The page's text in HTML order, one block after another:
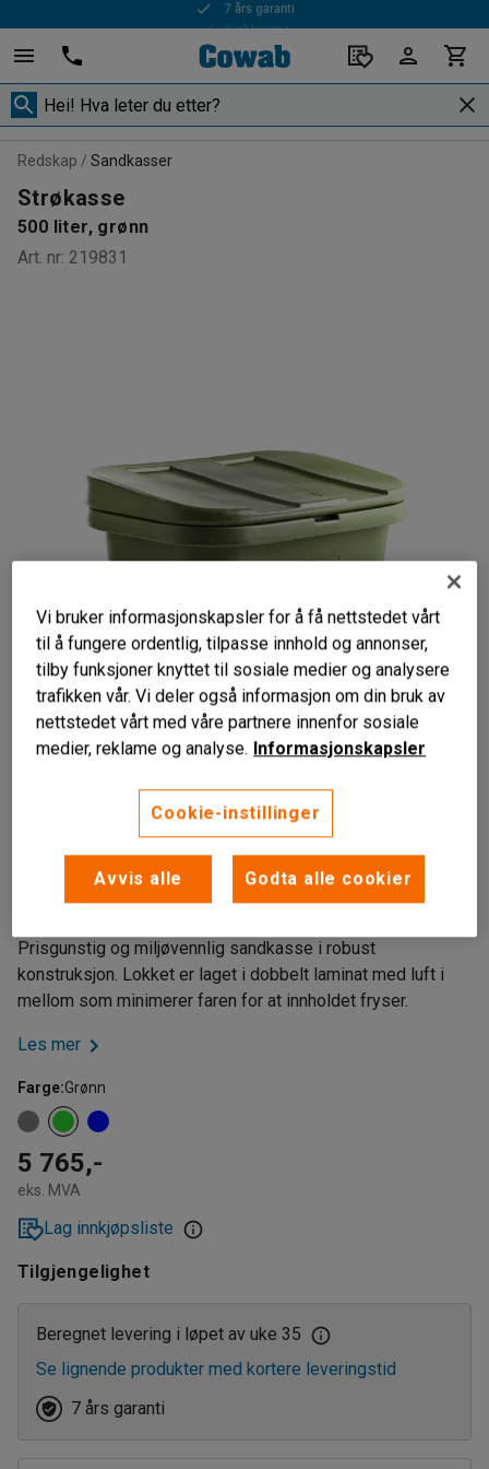
Rask levering
Redskap Sandkasser
Strøkasse
500 liter, grønn
Art. nr: 219831
Liknende produkter
Robust
Minimerer faren for isdannelse
ingen beslag som ruster
Prisgunstig og miljøvennlig sandkasse i robust
konstruksjon. Lokket er laget i dobbelt laminat med luft i
mellom som minimerer faren for at innholdet fryser.
Les mer
Farge:Grønn
5 765,-
eks. MVA
Lag innkjøpsliste
Tilgjengelighet
Beregnet levering i løpet av uke 35
Se lignende produkter med kortere leveringstid
7 års garanti
Vi bruker informasjonskapsler for å få nettstedet vårt
til å fungere ordentlig, tilpasse innhold og annonser,
tilby funksjoner knyttet til sosiale medier og analysere
trafikken vår. Vi deler også informasjon om din bruk av
nettstedet vårt med våre partnere innenfor sosiale
medier, reklame og analyse. Informasjonskapsler
Cookie-instillinger
Avvis alle Godta alle cookier